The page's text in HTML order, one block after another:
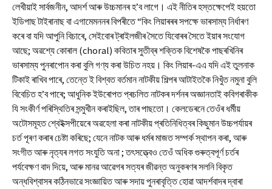
লেখীয়াই সাৰ্বজনীন, আদৰ্শ আৰু উচ্চমানৰ হ’ব লাগে। এই নীতিৰ হস্তক্ষেপেই হয়তো
ইডিপাছ টাইৰানাছ বা এগামেমননৰ বিপৰীতে “কিং লিয়াৰৰৰ সপক্ষে ভাৰসাম্য নিৰ্ধাৰণ
কৰে বা যদি আপুনি বিচাৰে, সেইবোৰ ট্ৰাইলজীৰ সৈতে যিবোৰৰ সৈতে ইয়াৰ সংযোগ
আছে; অৱশ্যে কোৰাল (choral) কবিতাৰ সুতীব্ৰ শক্তিক বিশেষকৈ পাছৰখিনিৰ
ভাৰসাম্য পুনৰাপোন কৰা বুলি গণ্য কৰা উচিত নহয়। কিং লিয়াৰ-এএ যদি এই তুলনাক
টিকাই ৰাখিব পাৰে, তেন্তে ই বিশ্বত বৰ্তমান নাটকীয় শিল্পৰ আটাইতকৈ নিখুঁত নমুনা বুলি
বিবেচিত হ’ব পাৰে; আধুনিক ইউৰোপত প্ৰচলিত নাটকৰ দৰ্শনৰ অজ্ঞানতাই কবিগৰাকীক
যি সংকীৰ্ণ পৰিস্থিতিৰ সন্মুখীন কৰাইছিল, তাৰ পাছতো। কেলডেৰনে তেওঁৰ ধৰ্মীয়
অটোসমূহত শ্বেইক্সপীয়েৰে অৱহেলা কৰা নাটকীয় প্ৰতিনিধিত্বৰ কিছুমান উচ্চপৰ্যায়ৰ
চৰ্ত পূৰণ কৰাৰ চেষ্টা কৰিছে; যেনে নাটক আৰু ধৰ্মৰ মাজত সম্পৰ্ক স্থাপন কৰা, আৰু
সংগীত আৰু নৃত্যৰ লগত সংযুতি অনা ; তৎসত্ত্বেও তেওঁ অধিক গুৰুত্বপূৰ্ণ চৰ্তৰ
পৰ্যবেক্ষণ বাদ দিয়ে, আৰু মানৱ আৱেগৰ সত্যৰ জীৱন্ত অনুকৰণৰ সলনি বিকৃত
অন্ধবিশ্বাসৰ কঠিনভাৱে সংজ্ঞায়িত আৰু সদায় পুনৰাবৃত্তি হোৱা আদৰ্শবাদৰ দ্বাৰা